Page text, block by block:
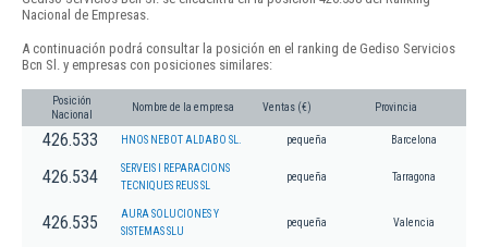
Nacional de Empresas.
A continuación podrá consultar la posición en el ranking de Gediso Servicios
Bcn Sl. y empresas con posiciones similares:
Posición
Nacional
Nombre de la empresa Ventas (€) Provincia
426.533 HNOS NEBOT ALDABO SL. pequeña Barcelona
426.534
SERVEIS I REPARACIONS
TECNIQUES REUS SL
pequeña Tarragona
426.535
AURA SOLUCIONES Y
SISTEMAS SLU
pequeña Valencia